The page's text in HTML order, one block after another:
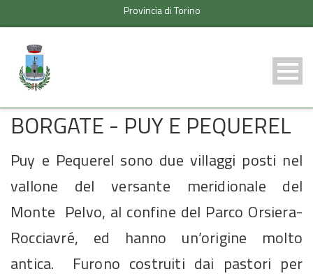
Provincia di Torino
BORGATE - PUY E PEQUEREL
Puy e Pequerel sono due villaggi posti nel
vallone del versante meridionale del
Monte Pelvo, al confine del Parco Orsiera-
Rocciavré, ed hanno un’origine molto
antica. Furono costruiti dai pastori per